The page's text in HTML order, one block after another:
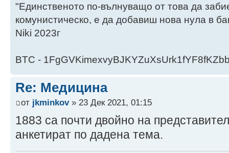
"Единственото по-вълнуващо от това да
комунистическо, е да добавиш нова нула в
Niki 2023г
BTC -
Re: Медицина
от jkminkov» 23 Дек 2021, 01:15
1883 са почти двойно на
анкетират по дадена тема.